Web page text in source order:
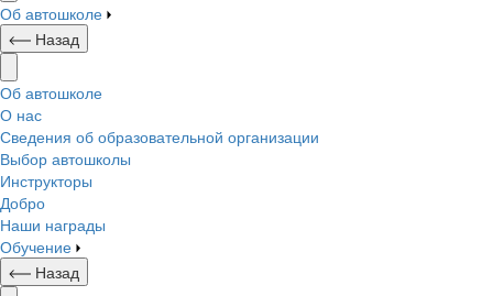
Об автошколе
Назад
Об автошколе
О нас
Сведения об образовательной организации
Выбор автошколы
Инструкторы
Добро
Наши награды
Обучение
Назад